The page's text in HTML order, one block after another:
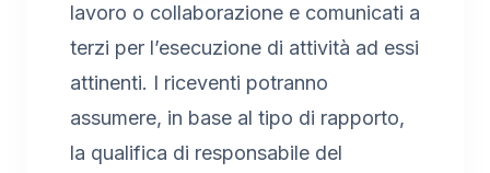
lavoro o collaborazione e comunicati a
terzi per l’esecuzione di attività ad essi
attinenti. I riceventi potranno
assumere, in base al tipo di rapporto,
la qualifica di responsabile del